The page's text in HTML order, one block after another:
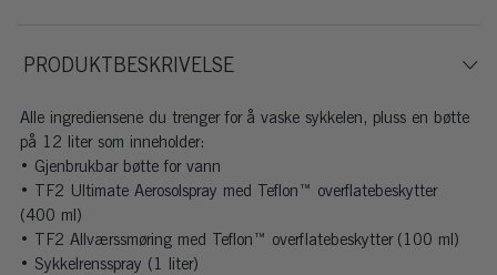
PRODUKTBESKRIVELSE
Alle ingrediensene du trenger for å vaske sykkelen, pluss en bøtte
på 12 liter som inneholder:
• Gjenbrukbar bøtte for vann
• TF2 Ultimate Aerosolspray med Teflon™ overflatebeskytter
(400 ml)
• TF2 Allværssmøring med Teflon™ overflatebeskytter (100 ml)
• Sykkelrensspray (1 liter)